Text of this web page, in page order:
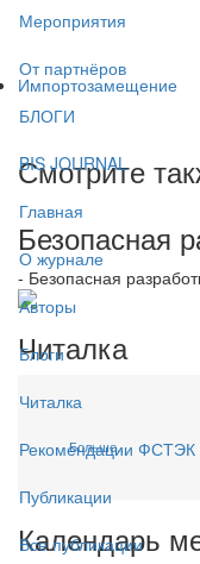
Мероприятия
От партнёров
БЛОГИ
BIS JOURNAL
Главная
О журнале
Авторы
Блоги
Читалка
Рекомендации ФСТЭК
Публикации
Все публикации
Импортозамещение
Смотрите
Безопасная
- Безопасная
Читалка
Больше...
Календарь